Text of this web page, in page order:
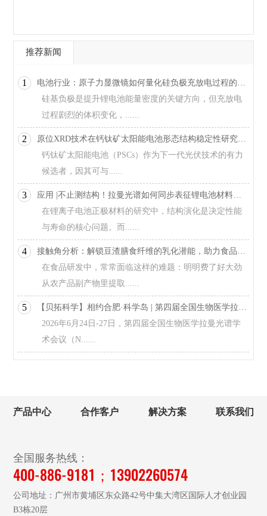
推荐新闻
1
电池行业：原子力显微镜如何量化硅负极充放电过程的纳米力学变化
硅基负极是提升锂电池能量密度的关键方向，但充放电
过程剧烈的体积变化，......
2
原位XRD技术在钙钛矿太阳能电池形态结构稳定性研究中的应用
钙钛矿太阳能电池（PSCs）作为下一代光伏技术的有力
候选者，因其可与......
3
应用 |不止测结构！拉曼光谱如何同步表征锂电池材料相变与电子导电性？
在锂离子电池正极材料的研究中，结构演化是决定性能
与寿命的核心问题。而......
4
接触角分析：解锁豆渣膳食纤维的乳化潜能，助力食品工业绿色升级
在食品研发中，常常面临这样的难题：明明费了好大劲
从农产品副产物里提取......
5
【贝拓科学】相约合肥·科学岛 | 第四届全国生物医学拉曼光谱学术会议！
2026年6月24日-27日，第四届全国生物医学拉曼光谱学
术会议（N......
产品中心 合作客户 解决方案 联系我们
全国服务热线：
400-886-9181；13902260574
公司地址：广州市黄埔区东众路42号中集大湾区国际人才创业园
B3栋20层